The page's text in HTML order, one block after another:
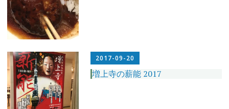
2017-09-20
増上寺の薪能 2017